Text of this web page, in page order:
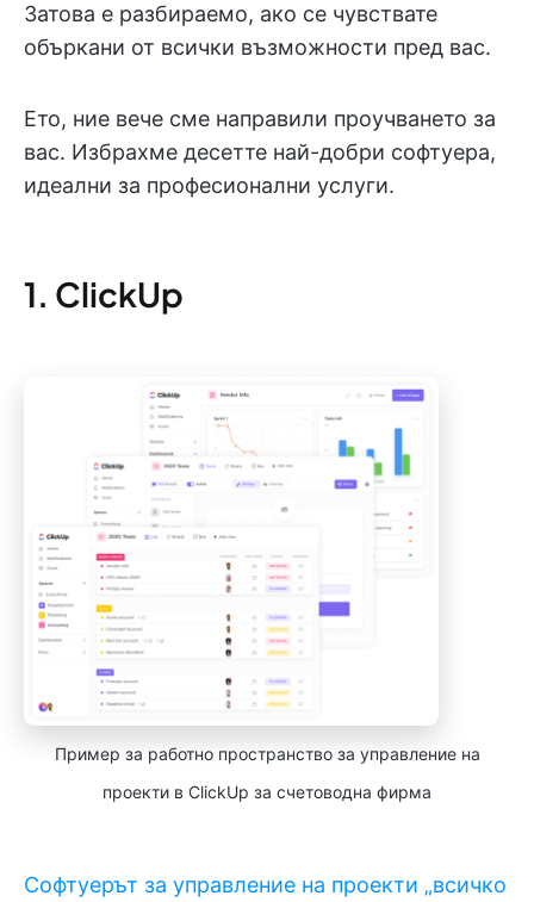
Затова е разбираемо, ако се чувствате
объркани от всички възможности пред вас.
Ето, ние вече сме направили проучването за
вас. Избрахме десетте най-добри софтуера,
идеални за професионални услуги.
1. ClickUp
Пример за работно пространство за управление на
проекти в ClickUp за счетоводна фирма
Софтуерът за управление на проекти „всичко